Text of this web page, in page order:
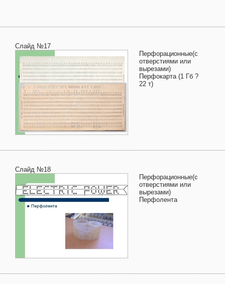
Слайд №17
Перфорационные(с
отверстиями или
вырезами)
Перфокарта (1 Гб ?
22 т)
Слайд №18
Перфорационные(с
отверстиями или
вырезами)
Перфолента